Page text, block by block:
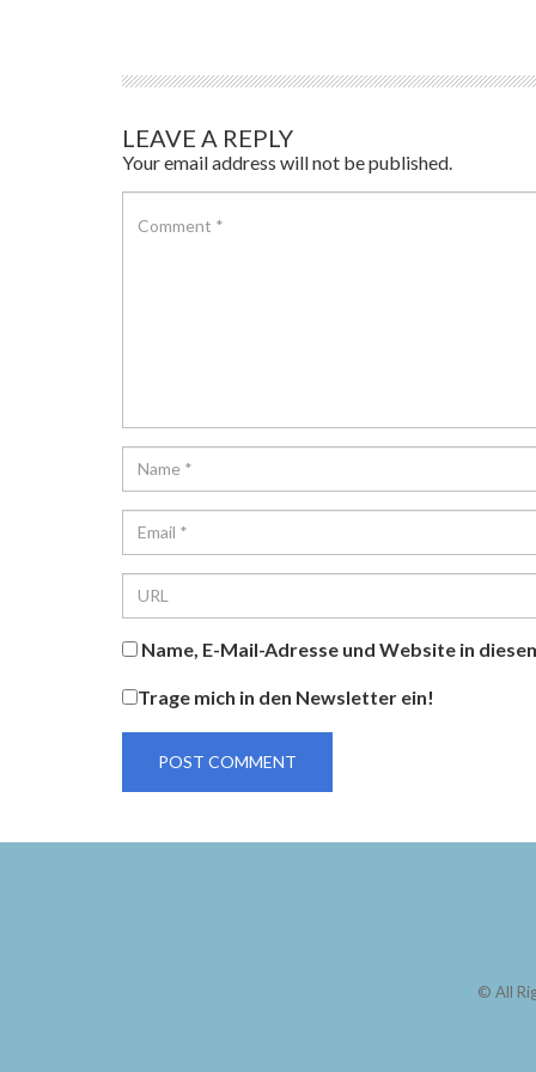
LEAVE A REPLY
Your email address will not be published.
Name, E-Mail-Adresse und Website in
Trage mich in den Newsletter ein!
©